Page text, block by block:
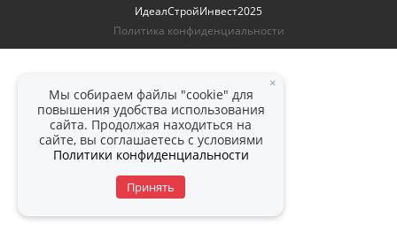
ИдеалСтройИнвест2025
Политика конфиденциальности
×
Мы собираем файлы "cookie" для
повышения удобства использования
сайта. Продолжая находиться на
сайте, вы соглашаетесь с условиями
Политики конфиденциальности
Принять